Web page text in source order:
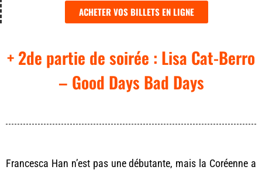
ACHETER VOS BILLETS EN LIGNE
+ 2de partie de soirée : Lisa Cat-Berro
– Good Days Bad Days
Francesca Han n’est pas une débutante, mais la Coréenne a